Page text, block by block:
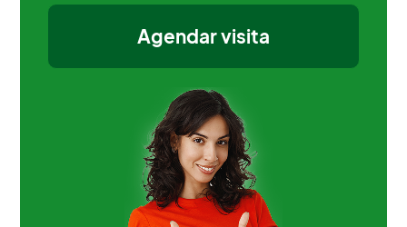
Agendar visita